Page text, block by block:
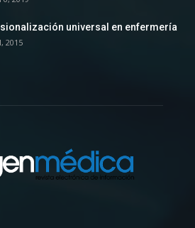
universal en enfermería
2015